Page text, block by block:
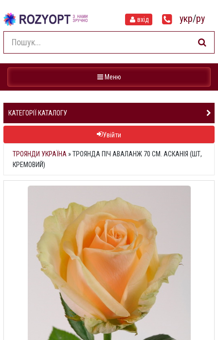
вхід укр/ру
Навігація
Меню
КАТЕГОРІЇ КАТАЛОГУ
Увійти
ТРОЯНДИ УКРАЇНА »ТРОЯНДА ПІЧ АВАЛАНЖ 70 СМ. АСКАНІЯ (ШТ,
КРЕМОВИЙ)